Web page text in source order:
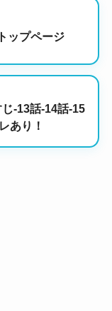
ップページ
-13話-14話-15
あり！